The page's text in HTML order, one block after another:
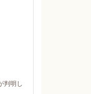
判明し